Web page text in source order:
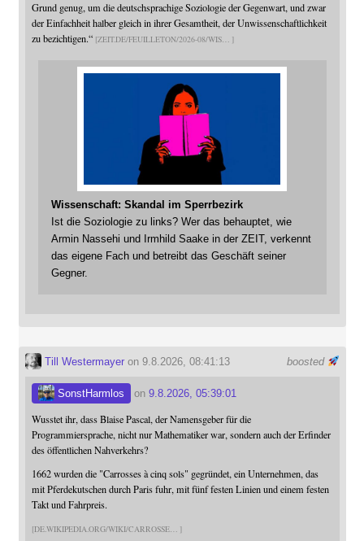
Grund genug, um die deutschsprachige Soziologie der Gegenwart, und zwar
der Einfachheit halber gleich in ihrer Gesamtheit, der Unwissenschaftlichkeit
zu bezichtigen.“ ZEIT.DE/FEUILLETON/2026-08/WIS
Wissenschaft: Skandal im Sperrbezirk
Ist die Soziologie zu links? Wer das behauptet, wie
Armin Nassehi und Irmhild Saake in der ZEIT, verkennt
das eigene Fach und betreibt das Geschäft seiner
Gegner.
boosted
Till Westermayeron 9.8.2026, 08:41:13
SonstHarmlos on 9.8.2026, 05:39:01
Wusstet ihr, dass Blaise Pascal, der Namensgeber für die
Programmiersprache, nicht nur Mathematiker war, sondern auch der Erfinder
des öffentlichen Nahverkehrs?
1662 wurden die "Carrosses à cinq sols" gegründet, ein Unternehmen, das
mit Pferdekutschen durch Paris fuhr, mit fünf festen Linien und einem festen
Takt und Fahrpreis.
DE.WIKIPEDIA.ORG/WIKI/CARROSSE